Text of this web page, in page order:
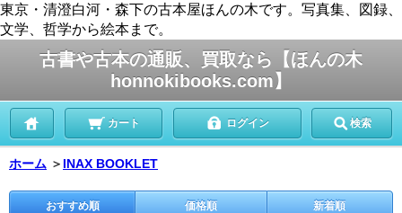
東京・清澄白河・森下の古本屋ほんの木です。写真集、図録、
文学、哲学から絵本まで。
古書や古本の通販、買取なら【ほんの木
honnokibooks.com】
カート ログイン 検索
ホーム ＞ INAX BOOKLET
おすすめ順 価格順 新着順